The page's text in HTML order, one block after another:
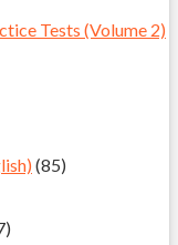
Tests (Volume 2)
(85)